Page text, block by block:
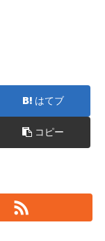
はてブ
コピー